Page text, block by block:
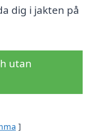
dig i jakten på
utan